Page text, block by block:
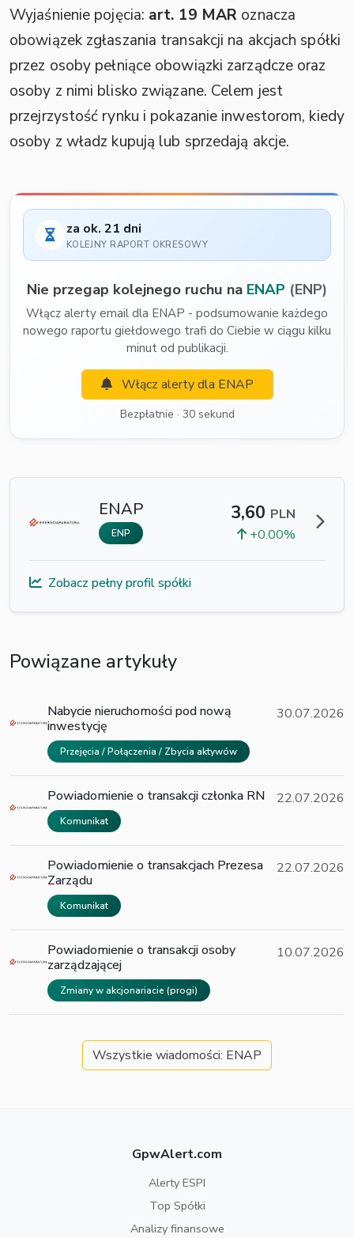
Wyjaśnienie pojęcia: art. 19 MAR oznacza
obowiązek zgłaszania transakcji na akcjach spółki
przez osoby pełniące obowiązki zarządcze oraz
osoby z nimi blisko związane. Celem jest
przejrzystość rynku i pokazanie inwestorom, kiedy
osoby z władz kupują lub sprzedają akcje.
za ok. 21 dni
KOLEJNY RAPORT OKRESOWY
Nie przegap kolejnego ruchu na ENAP (ENP)
Włącz alerty email dla ENAP - podsumowanie każdego
nowego raportu giełdowego trafi do Ciebie w ciągu kilku
minut od publikacji.
Włącz alerty dla ENAP
Bezpłatnie · 30 sekund
ENAP
ENP
3,60 PLN
+0.00%
Zobacz pełny profil spółki
Powiązane artykuły
Nabycie nieruchomości pod nową
inwestycję
Przejęcia / Połączenia / Zbycia aktywów
30.07.2026
Powiadomienie o transakcji członka RN
Komunikat
22.07.2026
Powiadomienie o transakcjach Prezesa
Zarządu
Komunikat
22.07.2026
Powiadomienie o transakcji osoby
zarządzającej
Zmiany w akcjonariacie (progi)
10.07.2026
Wszystkie wiadomości: ENAP
GpwAlert.com
Alerty ESPI
Top Spółki
Analizy finansowe